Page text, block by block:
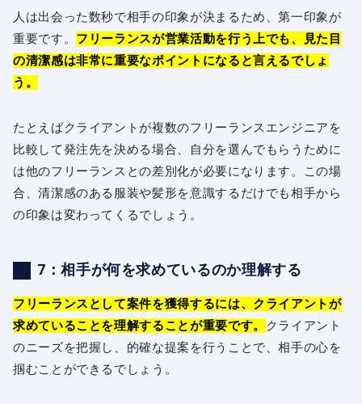
人は出会った数秒で相手の印象が決まるため、第一印象が
重要です。 フリーランスが営業活動を行う上でも、見た目
の清潔感は非常に重要なポイントになると言えるでしょ
う。
たとえばクライアントが複数のフリーランスエンジニアを
比較して発注先を決める場合、自分を選んでもらうために
は他のフリーランスとの差別化が必要になります。この場
合、清潔感のある服装や髪形を意識するだけでも相手から
の印象は変わってくるでしょう。
7：相手が何を求めているのか理解する
フリーランスとして案件を獲得するには、クライアントが
求めていることを理解することが重要です。
クライアント
のニーズを把握し、的確な提案を行うことで、相手の心を
掴むことができるでしょう。